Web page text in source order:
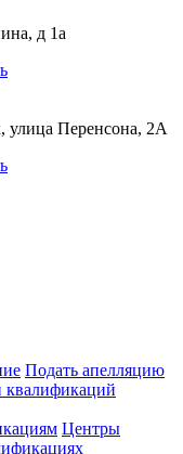
д 1а
улица Перенсона, 2А
Подать апелляцию
квалификаций
Центры